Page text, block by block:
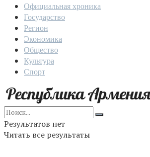
Официальная хроника
Государство
Регион
Экономика
Общество
Культура
Спорт
Результатов нет
Читать все результаты